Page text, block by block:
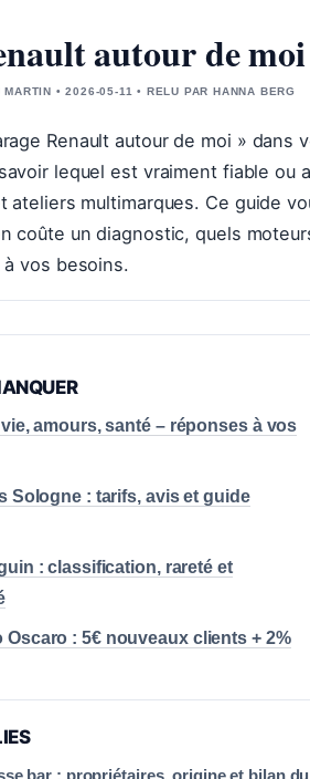
autour de
• 2026-05-11 • RELU PAR HANNA BERG
Renault autour de moi »
lequel est vraiment fiable
ateliers multimarques. Ce guide
coûte un diagnostic, quels
vos besoins.
amours, santé – réponses à vos
Sologne : tarifs, avis et guide
: classification, rareté et
Oscaro : 5€ nouveaux clients + 2%